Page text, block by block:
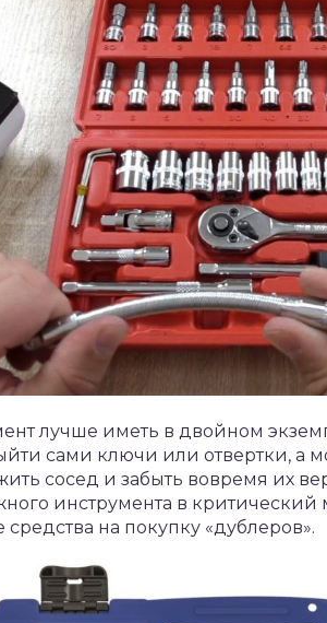
лучше иметь в двойном
сами ключи или отвертки, а
сосед и забыть вовремя их
инструмента в критический
на покупку «дублеров».